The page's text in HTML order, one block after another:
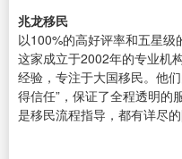
兆龙移民
以100%的高好评率和五星级
这家成立于2002年的专业机
经验，专注于大国移民。他
得信任”，保证了全程透明的
是移民流程指导，都有详尽的[